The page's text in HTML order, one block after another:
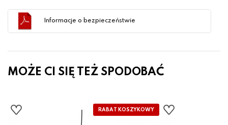
Informacje o bezpieczeństwie
MOŻE CI SIĘ TEŻ SPODOBAĆ